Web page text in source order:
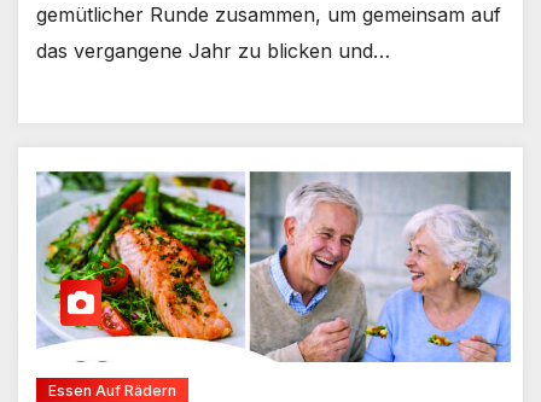
gemütlicher Runde zusammen, um gemeinsam auf
das vergangene Jahr zu blicken und…
Essen Auf Rädern